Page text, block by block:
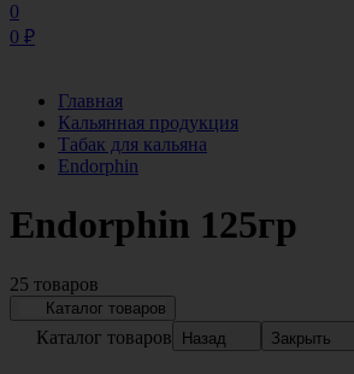
0
0 ₽
Главная
Кальянная продукция
Табак для кальяна
Endorphin
Endorphin 125гр
25 товаров
Каталог товаров
Каталог товаров Назад Закрыть